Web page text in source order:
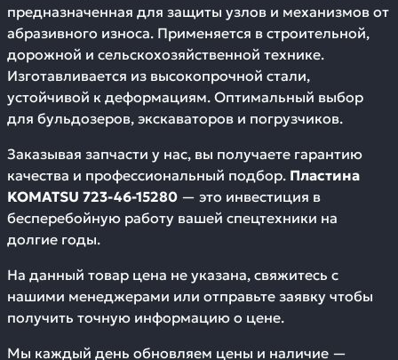
предназначенная для защиты узлов и механизмов от
абразивного износа. Применяется в строительной,
дорожной и сельскохозяйственной технике.
Изготавливается из высокопрочной стали,
устойчивой к деформациям. Оптимальный выбор
для бульдозеров, экскаваторов и погрузчиков.
Заказывая запчасти у нас, вы получаете гарантию
качества и профессиональный подбор. Пластина
KOMATSU 723-46-15280 — это инвестиция в
бесперебойную работу вашей спецтехники на
долгие годы.
На данный товар цена не указана, свяжитесь с
нашими менеджерами или отправьте заявку чтобы
получить точную информацию о цене.
Мы каждый день обновляем цены и наличие —